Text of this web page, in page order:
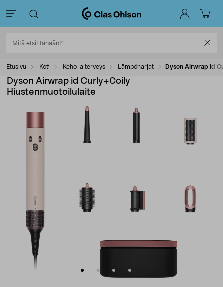
Etusivu Koti Keho ja terveys Lämpöharjat Dyson Airwrap id
Dyson Airwrap id Curly+Coily
Hiustenmuotoilulaite